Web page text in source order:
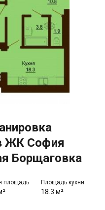
ЖК София
Борщаговка
площадь Площадь кухни
18.3 м²